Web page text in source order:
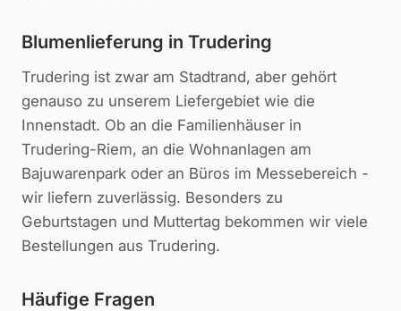
Blumenlieferung in Trudering
Trudering ist zwar am Stadtrand, aber gehört
genauso zu unserem Liefergebiet wie die
Innenstadt. Ob an die Familienhäuser in
Trudering-Riem, an die Wohnanlagen am
Bajuwarenpark oder an Büros im Messebereich -
wir liefern zuverlässig. Besonders zu
Geburtstagen und Muttertag bekommen wir viele
Bestellungen aus Trudering.
Häufige Fragen